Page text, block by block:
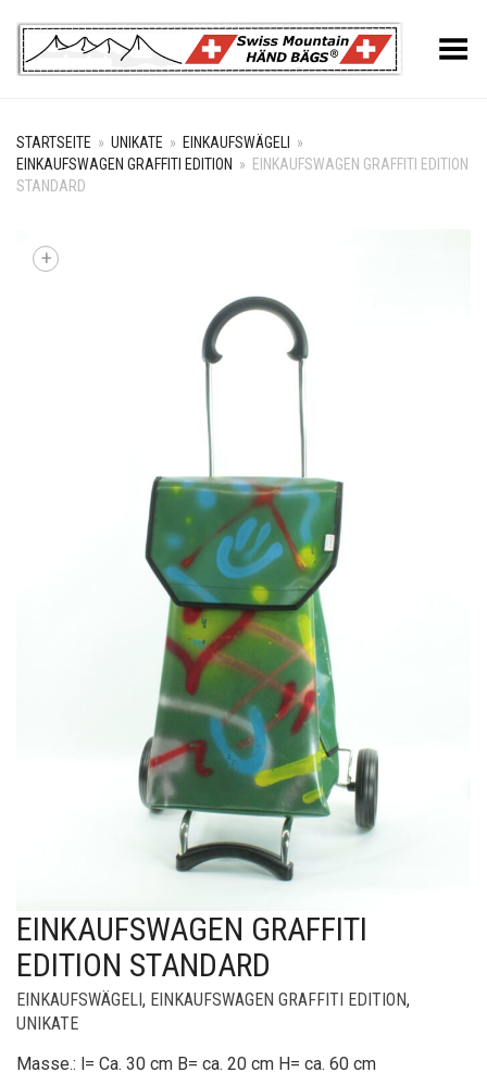
Toggle Menu
STARTSEITE » UNIKATE » EINKAUFSWÄGELI
»
EINKAUFSWAGEN GRAFFITI EDITION » EINKAUFSWAGEN GRAFFITI EDITION
STANDARD
+
EINKAUFSWAGEN GRAFFITI
EDITION STANDARD
EINKAUFSWÄGELI, EINKAUFSWAGEN GRAFFITI EDITION,
UNIKATE
Masse.: l= Ca. 30 cm B= ca. 20 cm H= ca. 60 cm